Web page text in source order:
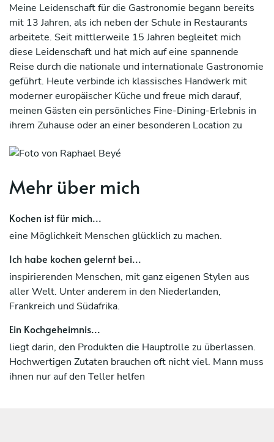
Meine Leidenschaft für die Gastronomie begann bereits
mit 13 Jahren, als ich neben der Schule in Restaurants
arbeitete. Seit mittlerweile 15 Jahren begleitet mich
diese Leidenschaft und hat mich auf eine spannende
Reise durch die nationale und internationale Gastronomie
geführt. Heute verbinde ich klassisches Handwerk mit
moderner europäischer Küche und freue mich darauf,
meinen Gästen ein persönliches Fine-Dining-Erlebnis in
ihrem Zuhause oder an einer besonderen Location zu
Mehr über mich
Kochen ist für mich...
eine Möglichkeit Menschen glücklich zu machen.
Ich habe kochen gelernt bei...
inspirierenden Menschen, mit ganz eigenen Stylen aus
aller Welt. Unter anderem in den Niederlanden,
Frankreich und Südafrika.
Ein Kochgeheimnis...
liegt darin, den Produkten die Hauptrolle zu überlassen.
Hochwertigen Zutaten brauchen oft nicht viel. Mann muss
ihnen nur auf den Teller helfen